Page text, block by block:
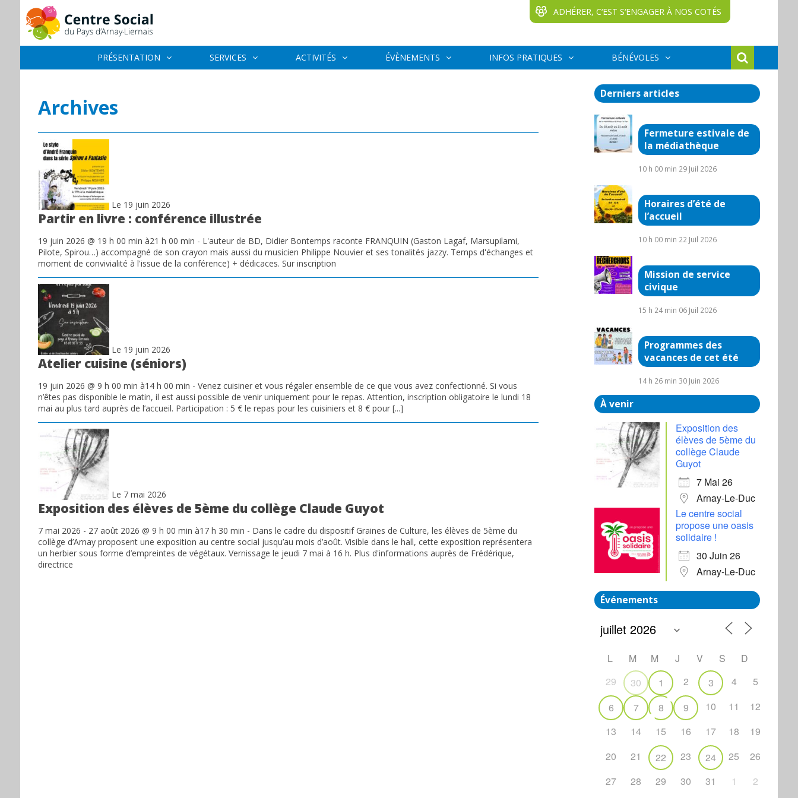
ADHÉRER, C‘EST S‘ENGAGER À NOS COTÉS
PRÉSENTATION SERVICES ACTIVITÉS ÉVÈNEMENTS INFOS PRATIQUES BÉNÉVOLES
Archives
Le 19 juin 2026
Partir en livre : conférence illustrée
19 juin 2026 @ 19 h 00 min à21 h 00 min - L'auteur de BD, Didier Bontemps raconte FRANQUIN (Gaston Lagaf, Marsupilami,
Pilote, Spirou…) accompagné de son crayon mais aussi du musicien Philippe Nouvier et ses tonalités jazzy. Temps d'échanges et
moment de convivialité à l'issue de la conférence) + dédicaces. Sur inscription
Le 19 juin 2026
Atelier cuisine (séniors)
19 juin 2026 @ 9 h 00 min à14 h 00 min - Venez cuisiner et vous régaler ensemble de ce que vous avez confectionné. Si vous
n’êtes pas disponible le matin, il est aussi possible de venir uniquement pour le repas. Attention, inscription obligatoire le lundi 18
mai au plus tard auprès de l’accueil. Participation : 5 € le repas pour les cuisiniers et 8 € pour [...]
Le 7 mai 2026
Exposition des élèves de 5ème du collège Claude Guyot
7 mai 2026 - 27 août 2026 @ 9 h 00 min à17 h 30 min - Dans le cadre du dispositif Graines de Culture, les élèves de 5ème du
collège d’Arnay proposent une exposition au centre social jusqu’au mois d’août. Visible dans le hall, cette exposition représentera
un herbier sous forme d’empreintes de végétaux. Vernissage le jeudi 7 mai à 16 h. Plus d'informations auprès de Frédérique,
directrice
Derniers articles
Fermeture estivale de
la médiathèque
10 h 00 min 29 Juil 2026
Horaires d’été de
l’accueil
10 h 00 min 22 Juil 2026
Mission de service
civique
15 h 24 min 06 Juil 2026
Programmes des
vacances de cet été
14 h 26 min 30 Juin 2026
À venir
Exposition des
élèves de 5ème du
collège Claude
Guyot
7 Mai 26
Arnay-Le-Duc
Le centre social
propose une oasis
solidaire !
30 Juin 26
Arnay-Le-Duc
Événements
L M M J V S
D
29
30 1 2 3 4
5
6
7 8 9 10 11
12
13
14 15 16 17 18
19
20
21 22 23 24 25
26
27
28 29 30 31 1 2